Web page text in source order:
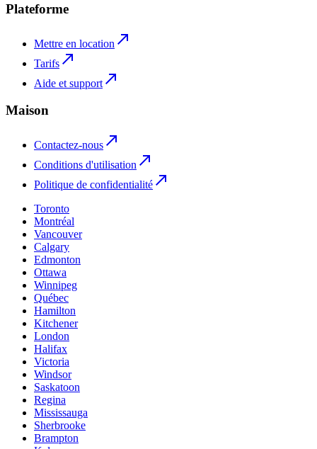
Plateforme
Mettre en location
Tarifs
Aide et support
Maison
Contactez-nous
Conditions d'utilisation
Politique de confidentialité
Toronto
Montréal
Vancouver
Calgary
Edmonton
Ottawa
Winnipeg
Québec
Hamilton
Kitchener
London
Halifax
Victoria
Windsor
Saskatoon
Regina
Mississauga
Sherbrooke
Brampton